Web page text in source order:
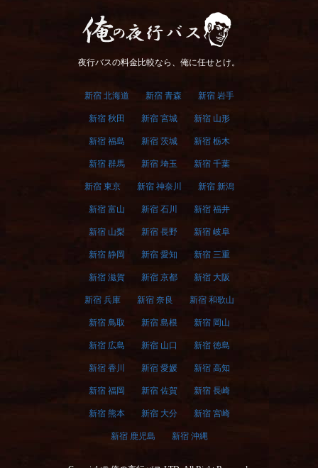
俺の夜行バス
夜行バスの料金比較なら、俺に任せとけ。
新宿 北海道 新宿 青森 新宿 岩手
新宿 秋田 新宿 宮城 新宿 山形
新宿 福島 新宿 茨城 新宿 栃木
新宿 群馬 新宿 埼玉 新宿 千葉
新宿 東京 新宿 神奈川 新宿 新潟
新宿 富山 新宿 石川 新宿 福井
新宿 山梨 新宿 長野 新宿 岐阜
新宿 静岡 新宿 愛知 新宿 三重
新宿 滋賀 新宿 京都 新宿 大阪
新宿 兵庫 新宿 奈良 新宿 和歌山
新宿 鳥取 新宿 島根 新宿 岡山
新宿 広島 新宿 山口 新宿 徳島
新宿 香川 新宿 愛媛 新宿 高知
新宿 福岡 新宿 佐賀 新宿 長崎
新宿 熊本 新宿 大分 新宿 宮崎
新宿 鹿児島 新宿 沖縄